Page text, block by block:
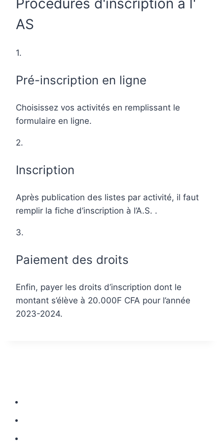
Procédures d'inscription à l'
AS
1.
Pré-inscription en ligne
Choisissez vos activités en remplissant le
formulaire en ligne.
2.
Inscription
Après publication des listes par activité, il faut
remplir la fiche d’inscription à l’A.S. .
3.
Paiement des droits
Enfin, payer les droits d’inscription dont le
montant s’élève à 20.000F CFA pour l’année
2023-2024.